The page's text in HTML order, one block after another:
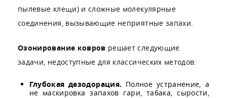
пылевые клещи) и сложные молекулярные
соединения, вызывающие неприятные запахи.
Озонирование ковров решает следующие
задачи, недоступные для классических методов:
Глубокая дезодорация. Полное устранение, а
не маскировка запахов гари, табака, сырости,